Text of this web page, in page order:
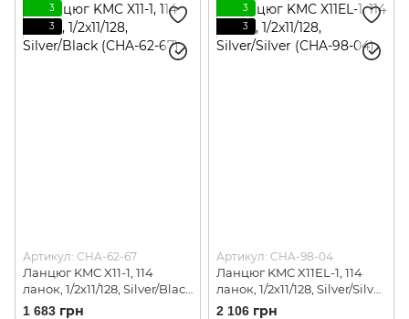
3
3
Артикул: CHA-62-67
Ланцюг KMC X11-1, 114
ланок, 1/2x11/128, Silver/Black
(CHA-62-67)
1 683 грн
3
3
Артикул: CHA-98-04
Ланцюг KMC X11EL-1, 114
ланок, 1/2x11/128, Silver/Silver
(CHA-98-04)
2 106 грн